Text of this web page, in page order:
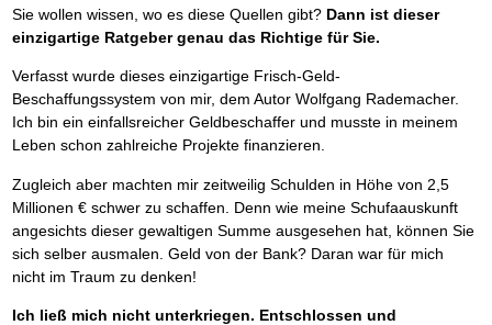
Sie wollen wissen, wo es diese Quellen gibt? Dann ist dieser
einzigartige Ratgeber genau das Richtige für Sie.
Verfasst wurde dieses einzigartige Frisch-Geld-
Beschaffungssystem von mir, dem Autor Wolfgang Rademacher.
Ich bin ein einfallsreicher Geldbeschaffer und musste in meinem
Leben schon zahlreiche Projekte finanzieren.
Zugleich aber machten mir zeitweilig Schulden in Höhe von 2,5
Millionen € schwer zu schaffen. Denn wie meine Schufaauskunft
angesichts dieser gewaltigen Summe ausgesehen hat, können Sie
sich selber ausmalen. Geld von der Bank? Daran war für mich
nicht im Traum zu denken!
Ich ließ mich nicht unterkriegen. Entschlossen und